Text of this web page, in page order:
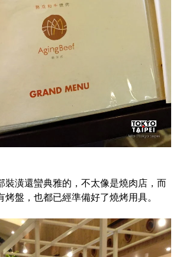
裝潢還蠻典雅的，不太像是燒肉店，而
盤，也都已經準備好了燒烤用具。